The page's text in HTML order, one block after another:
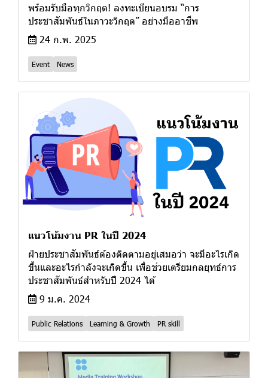
พร้อมรับมือทุกวิกฤต! ลงทะเบียนอบรม “การ
ประชาสัมพันธ์ในภาวะวิกฤต” อย่างมืออาชีพ
24 ก.พ. 2025
Event News
แนวโน้มงาน PR ในปี 2024
ฝ่ายประชาสัมพันธ์ต้องติดตามอยู่เสมอว่า จะมีอะไรเกิด
ขึ้นและอะไรกำลังจะเกิดขึ้น เพื่อช่วยเตรียมกลยุทธ์การ
ประชาสัมพันธ์สำหรับปี 2024 ได้
9 ม.ค. 2024
Public Relations Learning & Growth PR skill